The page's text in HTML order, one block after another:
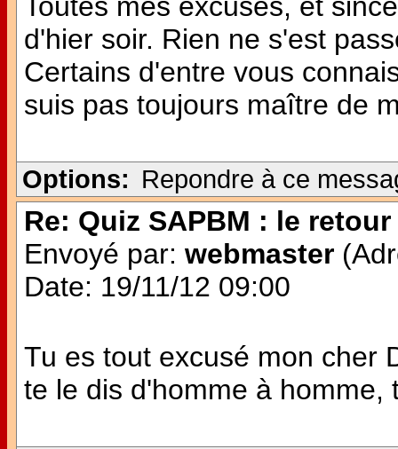
d'hier soir. Rien ne s'est
Certains d'entre vous
suis pas toujours maître de
Options: Repondre à ce
Re: Quiz SAPBM : le retour
Envoyé par: webmaster
Date: 19/11/12 09:00
Tu es tout excusé mon cher
te le dis d'homme à homme,